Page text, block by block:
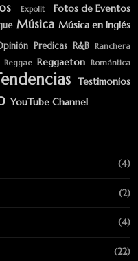
Expolit
Fotos de Eventos
Música Música en Inglés
Predicas R&B Ranchera
Reggae Reggaeton Romántica
Testimonios
YouTube Channel
(4)
(2)
(4)
(22)